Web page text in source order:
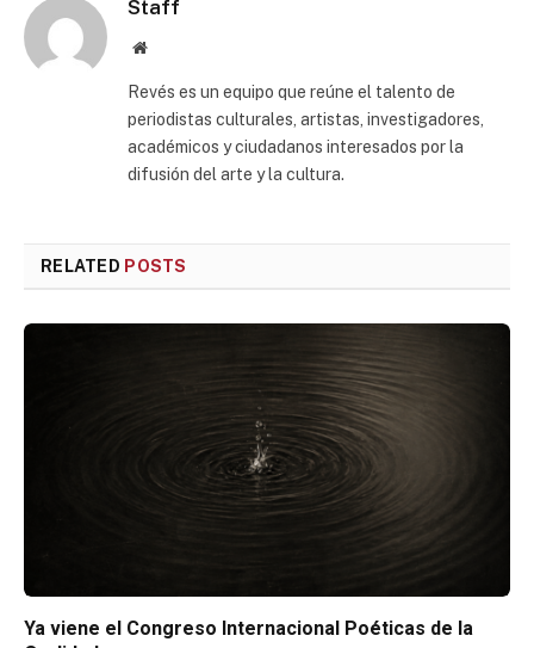
Staff
Website
Revés es un equipo que reúne el talento de
periodistas culturales, artistas, investigadores,
académicos y ciudadanos interesados por la
difusión del arte y la cultura.
RELATED POSTS
Ya viene el Congreso Internacional Poéticas de la